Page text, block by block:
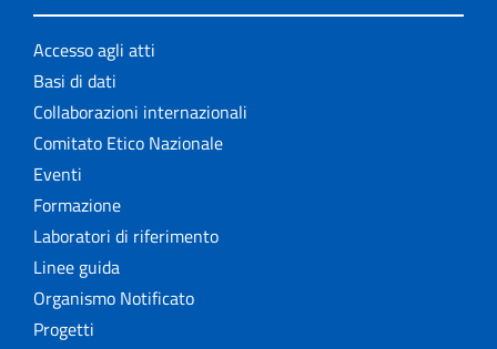
Accesso agli atti
Basi di dati
Collaborazioni internazionali
Comitato Etico Nazionale
Eventi
Formazione
Laboratori di riferimento
Linee guida
Organismo Notificato
Progetti